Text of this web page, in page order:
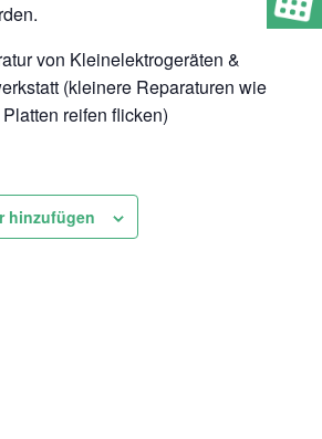
von Kleinelektrogeräten &
(kleinere Reparaturen wie
reifen flicken)
hinzufügen